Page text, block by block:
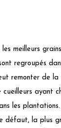
les meilleurs
regroupés
remonter de la
cueilleurs ayant
les
défaut, la plus